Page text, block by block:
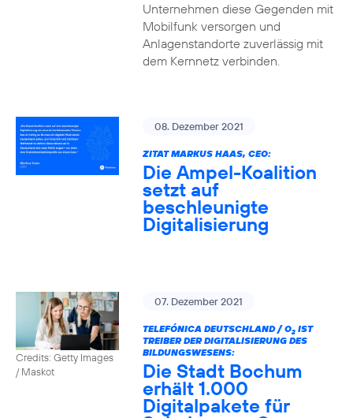
Unternehmen diese Gegenden mit
Mobilfunk versorgen und
Anlagenstandorte zuverlässig mit
dem Kernnetz verbinden.
08. Dezember 2021
ZITAT MARKUS HAAS, CEO:
Die Ampel-Koalition
setzt auf
beschleunigte
Digitalisierung
Credits: Getty Images
/ Maskot
07. Dezember 2021
TELEFÓNICA DEUTSCHLAND / O2IST
TREIBER DER DIGITALISIERUNG DES
BILDUNGSWESENS:
Die Stadt Bochum
erhält 1.000
Digitalpakete für